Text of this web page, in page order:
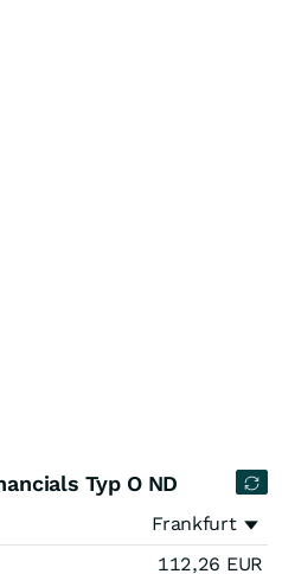
Typ O ND
Frankfurt
112,26 EUR